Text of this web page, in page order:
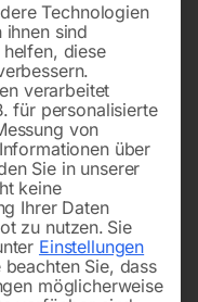
Technologien
ihnen sind
diese
verarbeitet
für personalisierte
von
über
Sie in unserer
keine
Ihrer Daten
zu nutzen. Sie
Einstellungen
beachten Sie, dass
möglicherweise